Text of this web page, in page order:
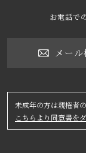
お電話で
メール
未成年の方は親権者
こちらより同意書を